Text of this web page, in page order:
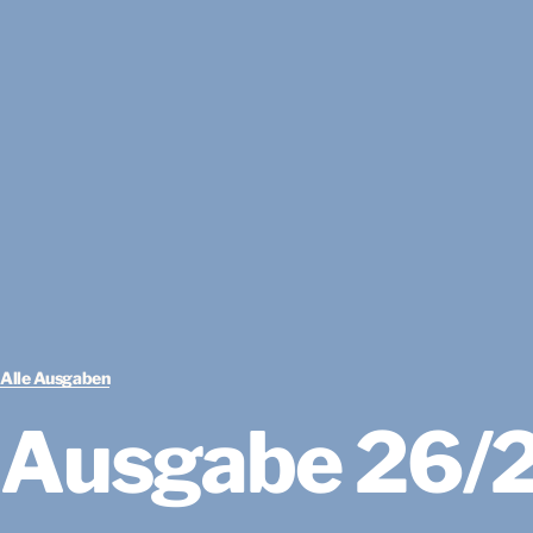
Alle Ausgaben
Ausgabe 26/